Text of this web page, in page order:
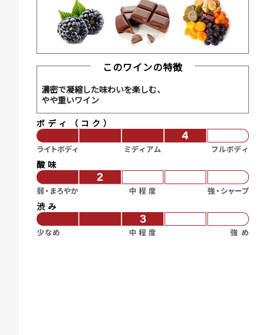
このワインの特徴
濃密で凝縮した味わいを楽しむ、
やや重いワイン
ボディ（コク）
酸味
渋み